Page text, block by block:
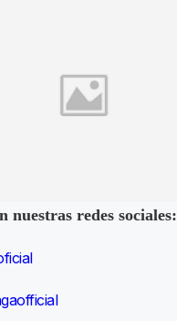
nuestras redes sociales: